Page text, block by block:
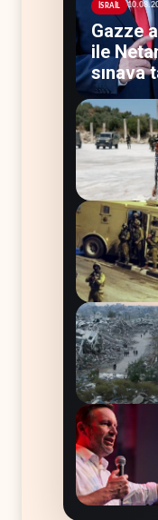
İSRAİL
Gazze
ile
sınava